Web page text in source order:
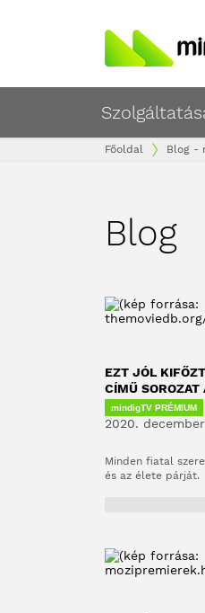
Főoldal Blog -
Blog
EZT JÓL
CÍMŰ
mindigTV PRÉMIUM
2020. december
Minden fiatal
és az élete párját.